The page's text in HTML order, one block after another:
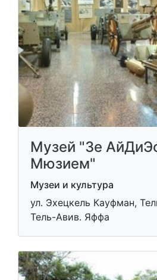
Музей "Зе
Мюзием"
Музеи и культура
ул. Эхецкель Кауфман,
Тель-Авив. Яффа